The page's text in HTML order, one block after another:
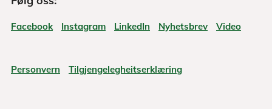
Facebook Instagram LinkedIn Nyhetsbrev Video
Personvern Tilgjengelegheitserklæring